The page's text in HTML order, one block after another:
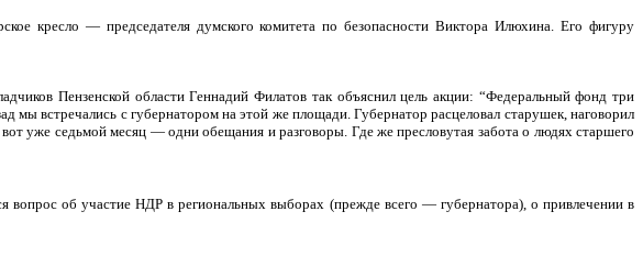
кресло — председателя думского комитета по безопасности Виктора Илюхина. Его фигуру
Пензенской области Геннадий Филатов так объяснил цель акции: “Федеральный фонд три
встречались с губернатором на этой же площади. Губернатор расцеловал старушек, наговорил
уже седьмой месяц — одни обещания и разговоры. Где же пресловутая забота о людях старшего
об участие НДР в региональных выборах (прежде всего — губернатора), о привлечении в